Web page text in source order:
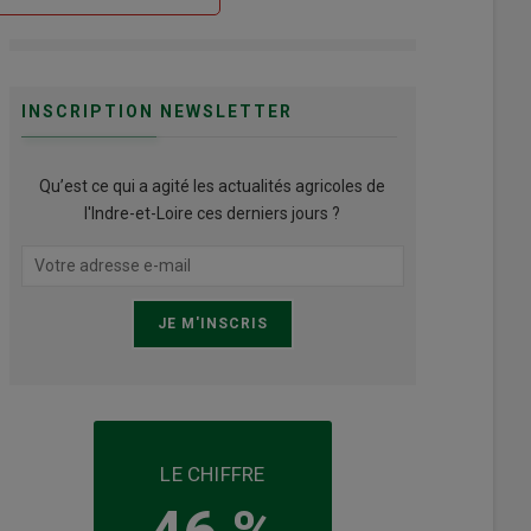
INSCRIPTION NEWSLETTER
Qu’est ce qui a agité les actualités agricoles de
l'Indre-et-Loire ces derniers jours ?
LE CHIFFRE